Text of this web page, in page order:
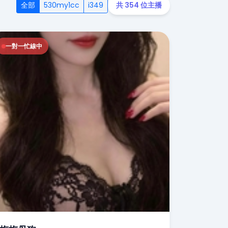
全部 530my1cc i349 共 354 位主播
一對一忙線中